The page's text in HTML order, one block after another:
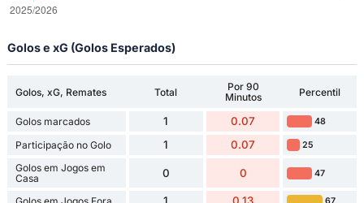
Golos e xG (Golos Esperados)
Golos, xG, Remates Total
Por 90
Minutos
Percentil
Golos marcados 1 0.07 48
Participação no Golo 1 0.07 25
Golos em Jogos em
Casa
0 0 47